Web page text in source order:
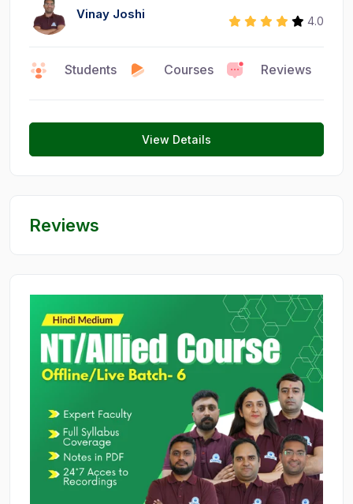
Vinay Joshi 4.0
Students Courses Reviews
View Details
Reviews